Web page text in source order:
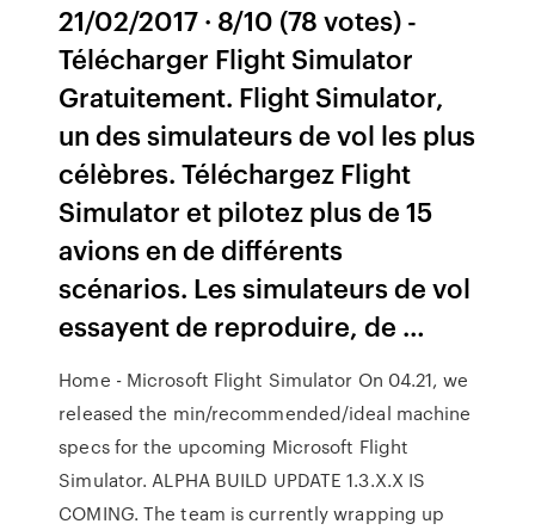
21/02/2017 · 8/10 (78 votes) -
Télécharger Flight Simulator
Gratuitement. Flight Simulator,
un des simulateurs de vol les plus
célèbres. Téléchargez Flight
Simulator et pilotez plus de 15
avions en de différents
scénarios. Les simulateurs de vol
essayent de reproduire, de …
Home - Microsoft Flight Simulator On 04.21, we
released the min/recommended/ideal machine
specs for the upcoming Microsoft Flight
Simulator. ALPHA BUILD UPDATE 1.3.X.X IS
COMING. The team is currently wrapping up